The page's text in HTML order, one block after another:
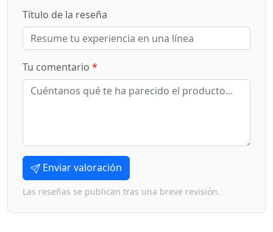
Título de la reseña
Tu comentario *
Enviar valoración
Las reseñas se publican tras una breve revisión.